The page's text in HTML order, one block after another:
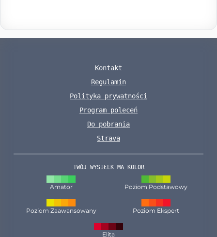
Kontakt
Regulamin
Polityka prywatności
Program poleceń
Do pobrania
Strava
TWÓJ WYSIŁEK MA KOLOR
Amator Poziom Podstawowy
Poziom Zaawansowany Poziom Ekspert
Elita